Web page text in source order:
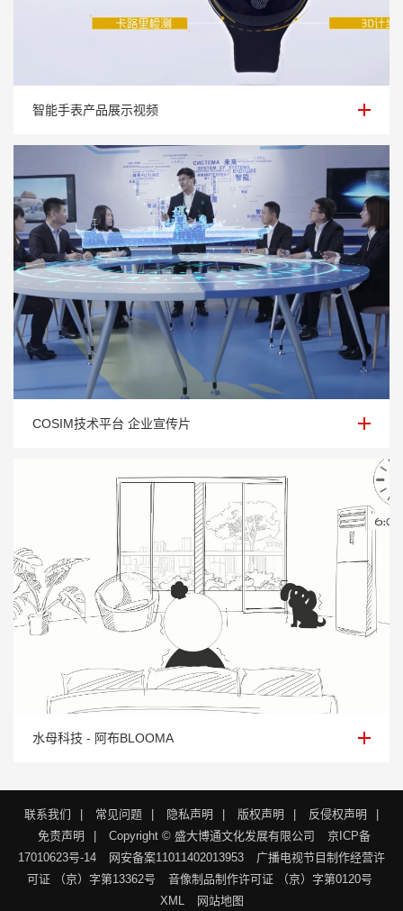
智能手表产品展示视频
智能手表产品展示视频
COSIM技术平台 企业宣传片
COSIM技术平台 企业宣传片
水母科技 - 阿布BLOOMA
水母科技 - 阿布BLOOMA
联系我们 | 常见问题 | 隐私声明 | 版权声明 | 反侵权声明
|
免责声明
| Copyright © 盛大博通文化发展有限公司
京ICP备
17010623号-14
网安备案11011402013953
广播电视节目制作经营许
可证 （京）字第13362号
音像制品制作许可证 （京）字第0120号
XML
网站地图